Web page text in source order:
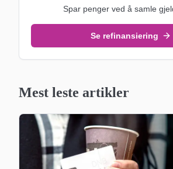
Spar penger ved å samle
Se refinansiering
Mest leste artikler